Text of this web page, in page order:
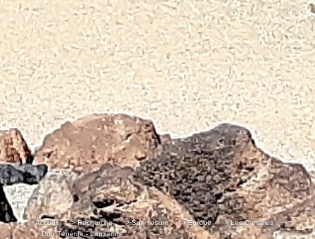
Accueil > Recherche > Sur-mesure > Europe
> Les Canaries
> Duo Ténérife - Lanzarote